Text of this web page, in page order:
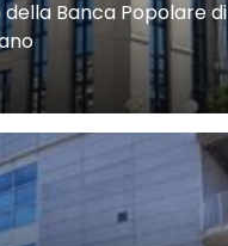
della Banca Popolare di